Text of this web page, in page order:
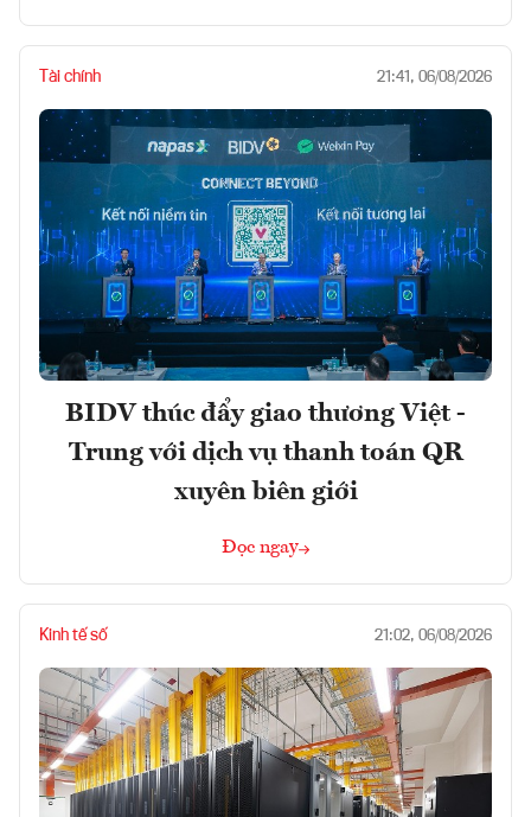
Tài chính 21:41, 06/08/2026
BIDV thúc đẩy giao thương Việt -
Trung với dịch vụ thanh toán QR
xuyên biên giới
Đọc ngay
Kinh tế số 21:02, 06/08/2026